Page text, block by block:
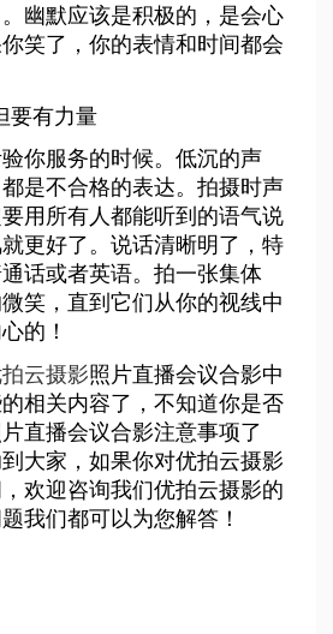
幽默应该是积极的，是会心
笑了，你的表情和时间都会
要有力量
你服务的时候。低沉的声
是不合格的表达。拍摄时声
用所有人都能听到的语气说
更好了。说话清晰明了，特
话或者英语。拍一张集体
笑，直到它们从你的视线中
的！
云摄影照片直播会议合影中
相关内容了，不知道你是否
直播会议合影注意事项了
大家，如果你对优拍云摄影
欢迎咨询我们优拍云摄影的
我们都可以为您解答！